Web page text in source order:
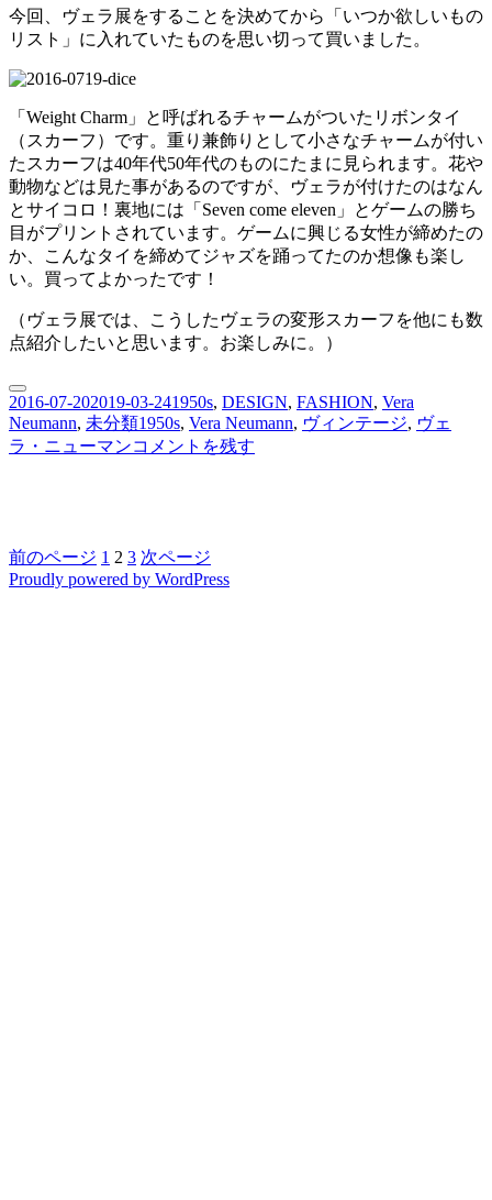
今回、ヴェラ展をすることを決めてから「いつか欲しいもの
リスト」に入れていたものを思い切って買いました。
「Weight Charm」と呼ばれるチャームがついたリボンタイ
（スカーフ）です。重り兼飾りとして小さなチャームが付い
たスカーフは40年代50年代のものにたまに見られます。花や
動物などは見た事があるのですが、ヴェラが付けたのはなん
とサイコロ！裏地には「Seven come eleven」とゲームの勝ち
目がプリントされています。ゲームに興じる女性が締めたの
か、こんなタイを締めてジャズを踊ってたのか想像も楽し
い。買ってよかったです！
（ヴェラ展では、こうしたヴェラの変形スカーフを他にも数
点紹介したいと思います。お楽しみに。）
投
稿
日:
2016-07-202019-03-24カ
テ
ゴ
1950s, DESIGN, FASHION, Vera
Neumann, 未分類タ
グ
1950s, Vera Neumann, ヴィンテージ, ヴェ
ラ・ニューマン【Vera】
い
た
コメントを残す
投
前のページ ペ
ー
1 ペ
ー
2 ペ
ー
3 次ページ
Proudly powered by WordPress